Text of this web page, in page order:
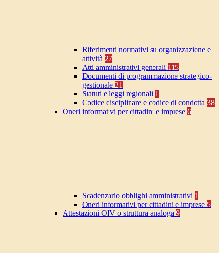
Riferimenti normativi su organizzazione e
attività 27
Atti amministrativi generali 115
Documenti di programmazione strategico-
gestionale 21
Statuti e leggi regionali 1
Codice disciplinare e codice di condotta 38
Oneri informativi per cittadini e imprese 6
Scadenzario obblighi amministrativi 1
Oneri informativi per cittadini e imprese 5
Attestazioni OIV o struttura analoga 9